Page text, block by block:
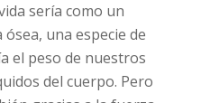
sería como un
una especie de
el peso de nuestros
del cuerpo. Pero